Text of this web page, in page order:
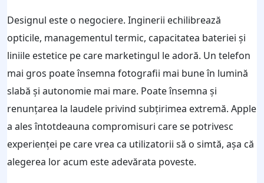
Designul este o negociere. Inginerii echilibrează
opticile, managementul termic, capacitatea bateriei și
liniile estetice pe care marketingul le adoră. Un telefon
mai gros poate însemna fotografii mai bune în lumină
slabă și autonomie mai mare. Poate însemna și
renunțarea la laudele privind subțirimea extremă. Apple
a ales întotdeauna compromisuri care se potrivesc
experienței pe care vrea ca utilizatorii să o simtă, așa că
alegerea lor acum este adevărata poveste.